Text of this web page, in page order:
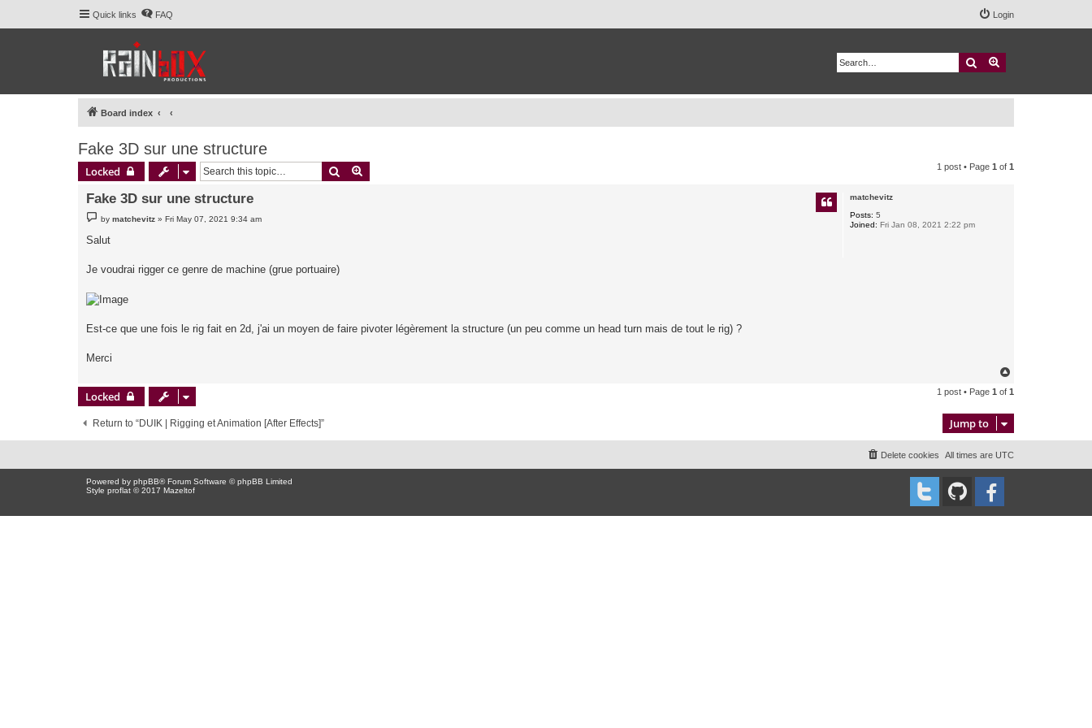
Quick links FAQ Login
Search
Board index
Fake 3D sur une structure
Locked Search 1 post • Page 1 of 1
matchevitz
Posts: 5
Joined: Fri Jan 08, 2021 2:22 pm
Fake 3D sur une structure
P
o
s
t
bymatchevitz »Fri May 07, 2021 9:34 am
Salut
Je voudrai rigger ce genre de machine (grue portuaire)
Est-ce que une fois le rig fait en 2d, j'ai un moyen de faire pivoter légèrement la structure (un peu comme un head turn mais de tout le rig) ?
Merci
p
Locked 1 post • Page 1 of 1
Return to “DUIK | Rigging et Animation [After Effects]” Jump to
All times are UTC
Delete cookies
Powered by phpBB® Forum Software © phpBB Limited
Style proflat © 2017 Mazeltof